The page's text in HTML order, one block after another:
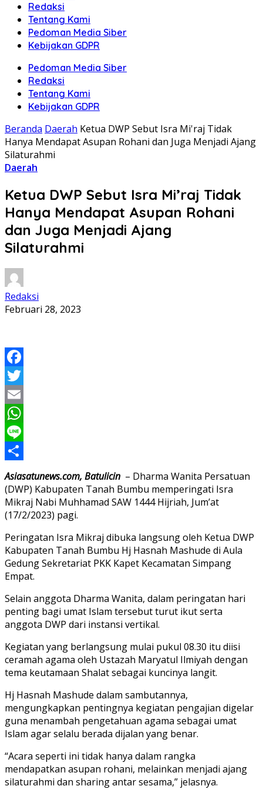
Redaksi
Tentang Kami
Pedoman Media Siber
Kebijakan GDPR
Pedoman Media Siber
Redaksi
Tentang Kami
Kebijakan GDPR
Beranda Daerah Ketua DWP Sebut Isra Mi'raj Tidak
Hanya Mendapat Asupan Rohani dan Juga Menjadi Ajang
Silaturahmi
Daerah
Ketua DWP Sebut Isra Mi’raj Tidak
Hanya Mendapat Asupan Rohani
dan Juga Menjadi Ajang
Silaturahmi
Redaksi
Februari 28, 2023
Facebook
Twitter
Email
WhatsApp
Line
Share
Asiasatunews.com, Batulicin – Dharma Wanita Persatuan
(DWP) Kabupaten Tanah Bumbu memperingati Isra
Mikraj Nabi Muhhamad SAW 1444 Hijriah, Jum’at
(17/2/2023) pagi.
Peringatan Isra Mikraj dibuka langsung oleh Ketua DWP
Kabupaten Tanah Bumbu Hj Hasnah Mashude di Aula
Gedung Sekretariat PKK Kapet Kecamatan Simpang
Empat.
Selain anggota Dharma Wanita, dalam peringatan hari
penting bagi umat Islam tersebut turut ikut serta
anggota DWP dari instansi vertikal.
Kegiatan yang berlangsung mulai pukul 08.30 itu diisi
ceramah agama oleh Ustazah Maryatul Ilmiyah dengan
tema keutamaan Shalat sebagai kuncinya langit.
Hj Hasnah Mashude dalam sambutannya,
mengungkapkan pentingnya kegiatan pengajian digelar
guna menambah pengetahuan agama sebagai umat
Islam agar selalu berada dijalan yang benar.
“Acara seperti ini tidak hanya dalam rangka
mendapatkan asupan rohani, melainkan menjadi ajang
silaturahmi dan sharing antar sesama,” jelasnya.